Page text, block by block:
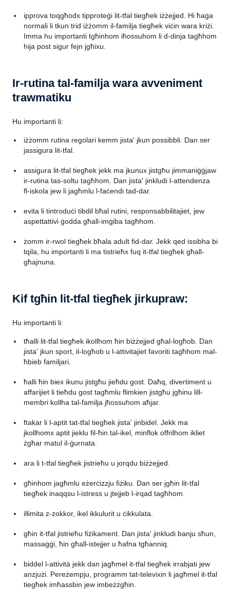
ipprova toqgħodx tipproteġi lit-tfal tiegħek iżżejjed. Hi ħaġa
normali li tkun trid iżżomm il-familja tiegħek viċin wara kriżi.
Imma hu importanti tgħinhom iħossuhom li d-dinja tagħhom
hija post sigur fejn jgħixu.
Ir-rutina tal-familja wara avveniment
trawmatiku
Hu importanti li:
iżżomm rutina regolari kemm jista' jkun possibbli. Dan ser
jassigura lit-tfal.
assigura lit-tfal tiegħek jekk ma jkunux jistgħu jimmaniġġjaw
ir-rutina tas-soltu tagħhom. Dan jista' jinkludi l-attendenza
fl-iskola jew li jagħmlu l-faċendi tad-dar.
evita li tintroduċi tibdil bħal rutini, responsabbilitajiet, jew
aspettattivi ġodda għall-imġiba tagħhom.
żomm ir-rwol tiegħek bħala adult fid-dar. Jekk qed issibha bi
tqila, hu importanti li ma tistrieħx fuq it-tfal tiegħek għall-
għajnuna.
Kif tgħin lit-tfal tiegħek jirkupraw:
Hu importanti li:
tħalli lit-tfal tiegħek ikollhom ħin biżżejjed għal-logħob. Dan
jista' jkun sport, il-logħob u l-attivitajiet favoriti tagħhom mal-
ħbieb familjari.
ħalli ħin biex ikunu jistgħu jieħdu gost. Daħq, divertiment u
affarijiet li tieħdu gost tagħmlu flimkien jistgħu jgħinu lill-
membri kollha tal-familja jħossuhom aħjar.
ftakar li l-aptit tat-tfal tiegħek jista' jinbidel. Jekk ma
jkollhomx aptit jieklu fil-ħin tal-ikel, minflok offrilhom ikliet
żgħar matul il-ġurnata.
ara li t-tfal tiegħek jistrieħu u jorqdu biżżejjed.
għinhom jagħmlu eżerċizzju fiżiku. Dan ser jgħin lit-tfal
tiegħek inaqqsu l-istress u jtejjeb l-irqad tagħhom.
illimita z-zokkor, ikel ikkulurit u ċikkulata.
għin it-tfal jistrieħu fiżikament. Dan jista' jinkludi banju sħun,
massaġġi, ħin għall-istejjer u ħafna tgħanniq.
biddel l-attività jekk dan jagħmel it-tfal tiegħek irrabjati jew
anzjużi. Pereżempju, programm tat-televixin li jagħmel it-tfal
tiegħek imħassbin jew imbeżżgħin.